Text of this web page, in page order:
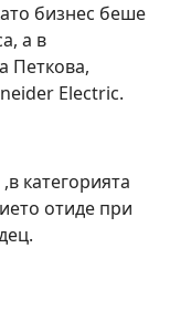
бизнес беше
а в
Петкова,
Electric.
категорията
отиде при